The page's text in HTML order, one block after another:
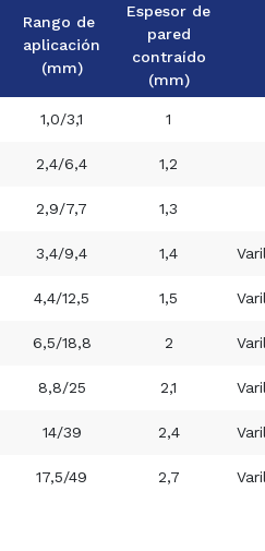
Rango de
aplicación
(mm)
Espesor de
pared
contraído
(mm)
1,0/3,1 1
2,4/6,4 1,2
2,9/7,7 1,3
3,4/9,4 1,4
4,4/12,5 1,5
6,5/18,8 2
8,8/25 2,1
14/39 2,4
17,5/49 2,7